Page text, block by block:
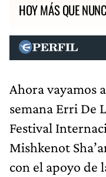
HOY MÁS QUE
Ahora vayamos
semana Erri De
Festival
Mishkenot
con el apoyo de